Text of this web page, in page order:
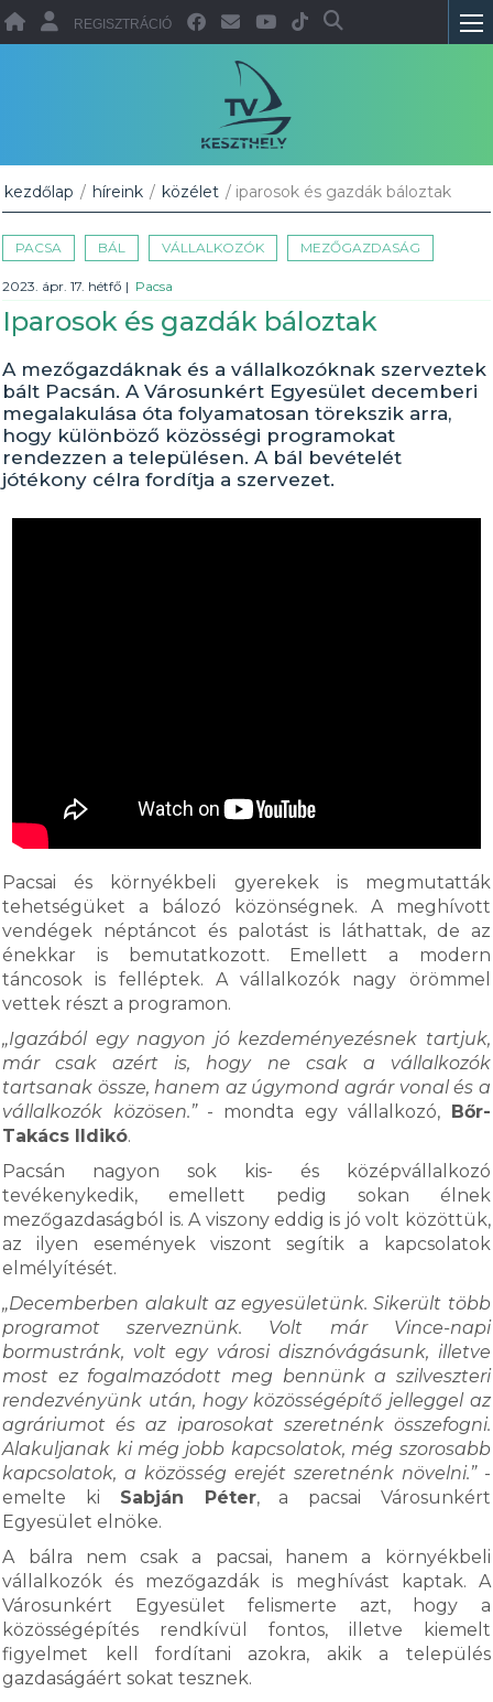
REGISZTRÁCIÓ
kezdőlap / híreink / közélet / iparosok és gazdák báloztak
PACSA BÁL VÁLLALKOZÓK MEZŐGAZDASÁG
2023. ápr. 17. hétfő | Pacsa
Iparosok és gazdák báloztak
A mezőgazdáknak és a vállalkozóknak szerveztek
bált Pacsán. A Városunkért Egyesület decemberi
megalakulása óta folyamatosan törekszik arra,
hogy különböző közösségi programokat
rendezzen a településen. A bál bevételét
jótékony célra fordítja a szervezet.
Pacsai és környékbeli gyerekek is megmutatták
tehetségüket a bálozó közönségnek. A meghívott
vendégek néptáncot és palotást is láthattak, de az
énekkar is bemutatkozott. Emellett a modern
táncosok is felléptek. A vállalkozók nagy örömmel
vettek részt a programon.
„Igazából egy nagyon jó kezdeményezésnek tartjuk,
már csak azért is, hogy ne csak a vállalkozók
tartsanak össze, hanem az úgymond agrár vonal és a
vállalkozók közösen.”- mondta egy vállalkozó, Bőr-
Takács Ildikó.
Pacsán nagyon sok kis- és középvállalkozó
tevékenykedik, emellett pedig sokan élnek
mezőgazdaságból is. A viszony eddig is jó volt közöttük,
az ilyen események viszont segítik a kapcsolatok
elmélyítését.
„Decemberben alakult az egyesületünk. Sikerült több
programot szerveznünk. Volt már Vince-napi
bormustránk, volt egy városi disznóvágásunk, illetve
most ez fogalmazódott meg bennünk a szilveszteri
rendezvényünk után, hogy közösségépítő jelleggel az
agráriumot és az iparosokat szeretnénk összefogni.
Alakuljanak ki még jobb kapcsolatok, még szorosabb
kapcsolatok, a közösség erejét szeretnénk növelni.”-
emelte ki Sabján Péter, a pacsai Városunkért
Egyesület elnöke.
A bálra nem csak a pacsai, hanem a környékbeli
vállalkozók és mezőgazdák is meghívást kaptak. A
Városunkért Egyesület felismerte azt, hogy a
közösségépítés rendkívül fontos, illetve kiemelt
figyelmet kell fordítani azokra, akik a település
gazdaságáért sokat tesznek.